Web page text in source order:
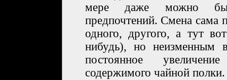
мере даже можно
предпочтений. Смена сама
одного, другого, а тут
нибудь), но неизменным
постоянное
содержимого чайной полки.